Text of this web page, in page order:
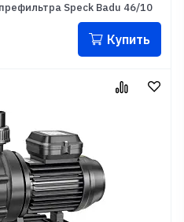
Speck Badu 46/10
Купить